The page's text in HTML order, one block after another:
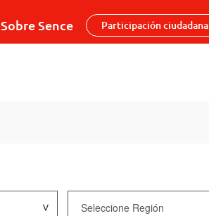
Sobre Sence Participación ciudadana